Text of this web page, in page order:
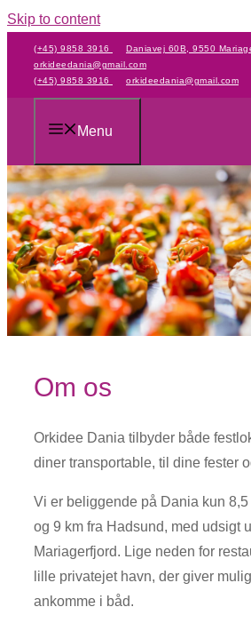
Skip to content
(+45) 9858 3916
Daniavej 60B, 9550
orkideedania@gmail.com
(+45) 9858 3916
orkideedania@gmail.com
Menu
Om os
Orkidee Dania tilbyder både
diner transportable, til dine fester
Vi er beliggende på Dania kun
og 9 km fra Hadsund, med udsigt
Mariagerfjord. Lige neden for
lille privatejet havn, der giver
ankomme i båd.